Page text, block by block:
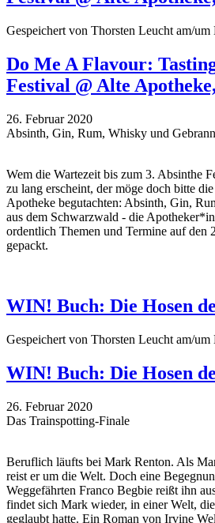
Gespeichert von Thorsten Leucht am/um
Do Me A Flavour:
Festival @ Alte
26. Februar 2020
Absinth, Gin, Rum, Whisky und
Wem die Wartezeit bis zum 3. Absinthe
zu lang erscheint, der möge doch bitte
Apotheke begutachten: Absinth, Gin,
aus dem Schwarzwald - die
ordentlich Themen und Termine auf den
gepackt.
WIN! Buch: Die Hosen
Gespeichert von Thorsten Leucht am/um
WIN! Buch: Die Hosen
26. Februar 2020
Das Trainspotting-Finale
Beruflich läufts bei Mark Renton. Als
reist er um die Welt. Doch eine
Weggefährten Franco Begbie reißt ihn
findet sich Mark wieder, in einer Welt,
geglaubt hatte. Ein Roman von Irvine